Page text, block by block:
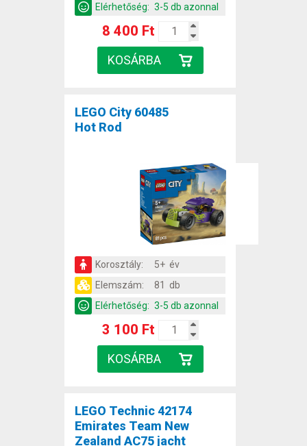
Elérhetőség: 3-5 db azonnal
8 400 Ft
LEGO City 60485
Hot Rod
Korosztály:
5+ év
Elemszám:
81 db
Elérhetőség: 3-5 db azonnal
3 100 Ft
LEGO Technic 42174
Emirates Team New
Zealand AC75 jacht